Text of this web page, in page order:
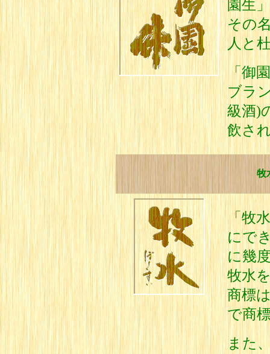
園生
その
人と
「御
ブラ
級酒)
飲さ
牧
「牧
にで
に幾
牧水
商標
で商
また